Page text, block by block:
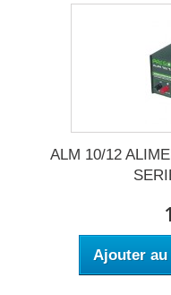
ALM 10/12
Ajouter au